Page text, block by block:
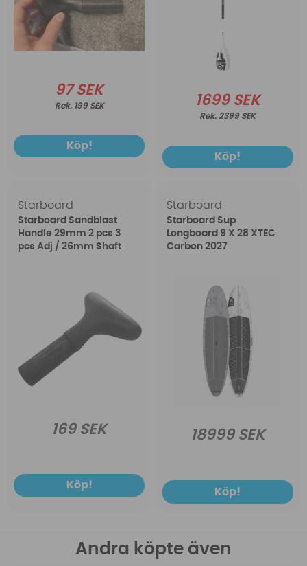
97 SEK
199 SEK
Köp!
1699 SEK
2399 SEK
Köp!
Starboard
Starboard Sandblast
Handle 29mm 2 pcs 3
pcs Adj / 26mm Shaft
169 SEK
Köp!
Starboard
Starboard Sup
Longboard 9 X 28 XTEC
Carbon 2027
18999 SEK
Köp!
Andra köpte även